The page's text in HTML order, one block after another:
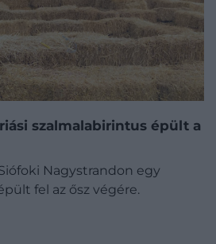
szalmalabirintus épült a
Nagystrandon egy
fel az ősz végére.